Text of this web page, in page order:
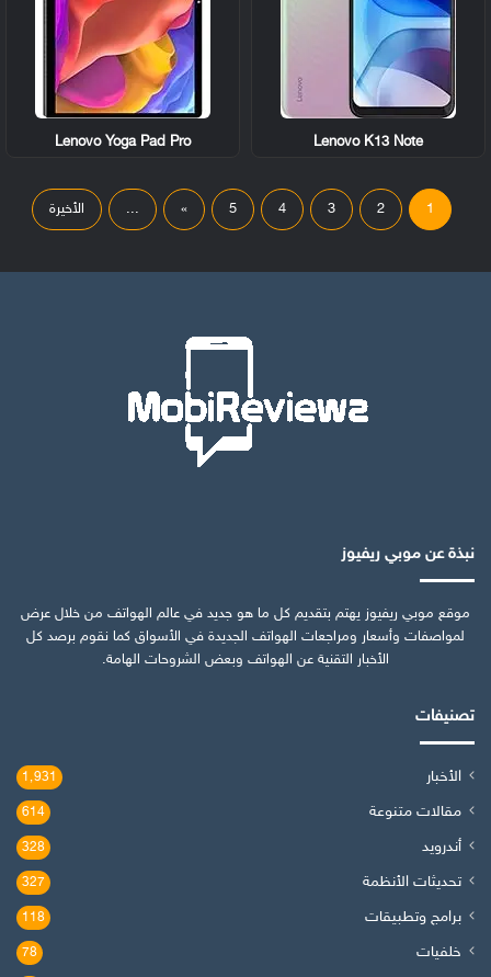
Lenovo K13 Note
Lenovo Yoga Pad Pro
1
2
3
4
5
»
... الأخيرة
نبذة عن موبي ريفيوز
موقع موبي ريفيوز يهتم بتقديم كل ما هو جديد في عالم الهواتف من خلال عرض
لمواصفات وأسعار ومراجعات الهواتف الجديدة في الأسواق كما نقوم برصد كل
الأخبار التقنية عن الهواتف وبعض الشروحات الهامة.
تصنيفات
الأخبار 1٬931
مقالات متنوعة 614
أندرويد 328
تحديثات الأنظمة 327
برامج وتطبيقات 118
خلفيات 78